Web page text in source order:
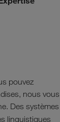
pouvez
nous vous
Des systèmes
linguistiques